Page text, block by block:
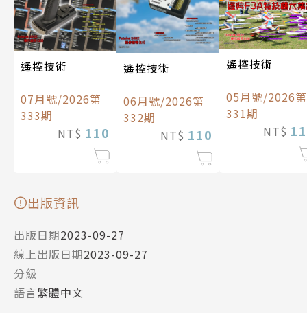
遙控技術
07月號/2026第
333期
NT$ 110
遙控技術
06月號/2026第
332期
NT$ 110
遙控技術
05月號/2026第
331期
NT$
出版資訊
出版日期2023-09-27
線上出版日期2023-09-27
分級
語言繁體中文